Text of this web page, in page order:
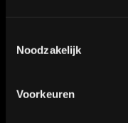
Noodzakelijk
Voorkeuren
Kaart